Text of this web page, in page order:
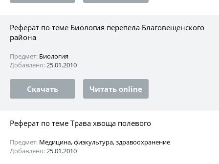
Реферат по теме Биология перепела Благовещенского
района
Предмет: Биология
Добавлено:25.01.2010
Скачать Читать online
Реферат по теме Трава хвоща полевого
Предмет: Медицина, физкультура, здравоохранение
Добавлено:25.01.2010